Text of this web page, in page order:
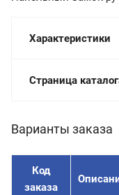
Характеристики
Страница
Варианты заказа
Код
заказа